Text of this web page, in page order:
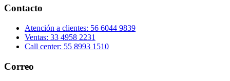
Contacto
Atención a clientes: 56 6044 9839
Ventas: 33 4958 2231
Call center: 55 8993 1510
Correo